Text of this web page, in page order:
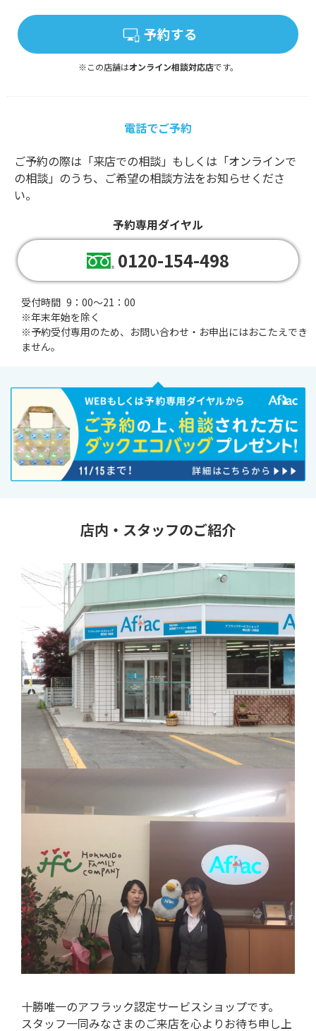
予約する
※この店舗はオンライン相談対応店です。
電話でご予約
ご予約の際は「来店での相談」もしくは「オンラインで
の相談」のうち、ご希望の相談方法をお知らせくださ
い。
予約専用ダイヤル
0120-154-498
受付時間 9：00～21：00
※年末年始を除く
※予約受付専用のため、お問い合わせ・お申出にはおこたえでき
ません。
店内・スタッフのご紹介
十勝唯一のアフラック認定サービスショップです。
スタッフ一同みなさまのご来店を心よりお待ち申し上